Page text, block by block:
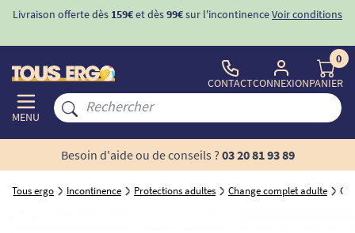
Livraison offerte dès 159€et dès99€sur l'incontinenceVoir conditions
MENU
CONTACTCONNEXION
0
PANIER
Besoin d'aide ou de conseils ? 03 20 81 93 89
Tous ergo Incontinence Protections adultes Change complet adulte